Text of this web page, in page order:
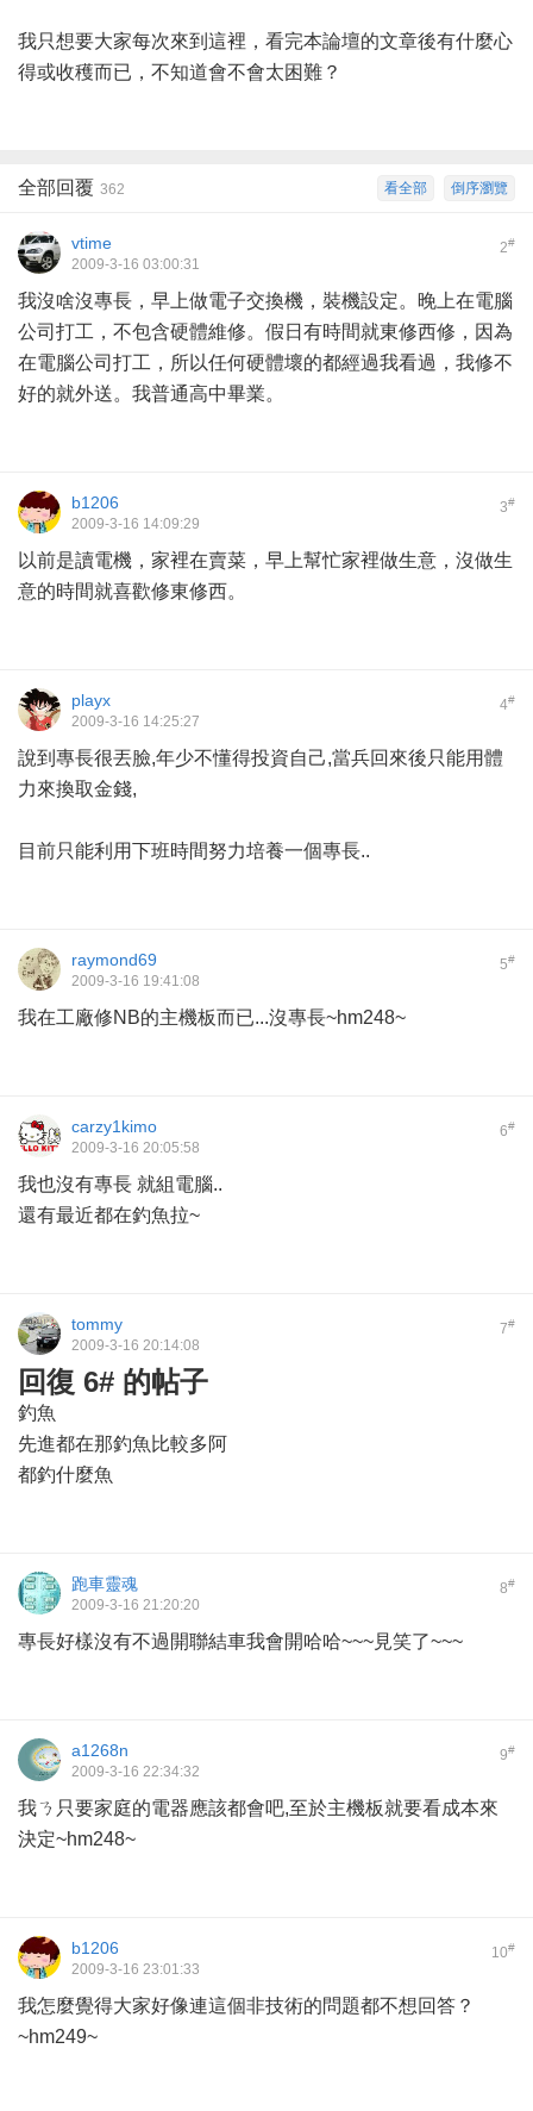
我只想要大家每次來到這裡，看完本論壇的文章後有什麼心
得或收穫而已，不知道會不會太困難？
倒序瀏覽
看全部
全部回覆 362
2#
vtime
2009-3-16 03:00:31
我沒啥沒專長，早上做電子交換機，裝機設定。晚上在電腦
公司打工，不包含硬體維修。假日有時間就東修西修，因為
在電腦公司打工，所以任何硬體壞的都經過我看過，我修不
好的就外送。我普通高中畢業。
3#
b1206
2009-3-16 14:09:29
以前是讀電機，家裡在賣菜，早上幫忙家裡做生意，沒做生
意的時間就喜歡修東修西。
4#
playx
2009-3-16 14:25:27
說到專長很丟臉,年少不懂得投資自己,當兵回來後只能用體
力來換取金錢,
目前只能利用下班時間努力培養一個專長..
5#
raymond69
2009-3-16 19:41:08
我在工廠修NB的主機板而已...沒專長~hm248~
6#
carzy1kimo
2009-3-16 20:05:58
我也沒有專長 就組電腦..
還有最近都在釣魚拉~
7#
tommy
2009-3-16 20:14:08
回復 6# 的帖子
釣魚
先進都在那釣魚比較多阿
都釣什麼魚
8#
跑車靈魂
2009-3-16 21:20:20
專長好樣沒有不過開聯結車我會開哈哈~~~見笑了~~~
9#
a1268n
2009-3-16 22:34:32
我ㄋ只要家庭的電器應該都會吧,至於主機板就要看成本來
決定~hm248~
10#
b1206
2009-3-16 23:01:33
我怎麼覺得大家好像連這個非技術的問題都不想回答？
~hm249~